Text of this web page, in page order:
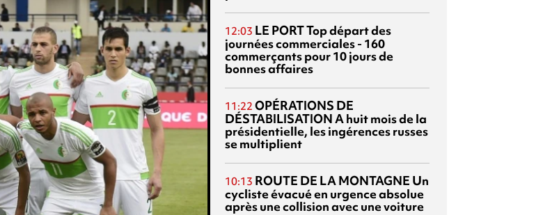
12:03 LE PORTTop départ des
journées commerciales - 160
commerçants pour 10 jours de
bonnes affaires
11:22 OPÉRATIONS DE
DÉSTABILISATIONA huit mois de la
présidentielle, les ingérences russes
se multiplient
10:13 ROUTE DE LA MONTAGNE Un
cycliste évacué en urgence absolue
après une collision avec une voiture